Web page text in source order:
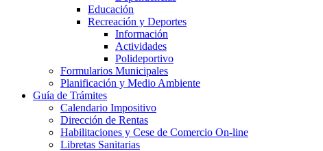
Educación
Recreación y Deportes
Información
Actividades
Polideportivo
Formularios Municipales
Planificación y Medio Ambiente
Guía de Trámites
Calendario Impositivo
Dirección de Rentas
Habilitaciones y Cese de Comercio On-line
Libretas Sanitarias